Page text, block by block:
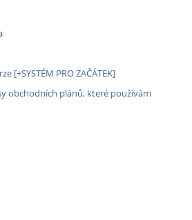
[+SYSTÉM PRO ZAČÁTEK]
obchodních plánů, které používám